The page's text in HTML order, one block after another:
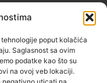
poput kolačića
Saglasnost sa ovim
podatke kao što su
na ovoj veb lokaciji.
72000 ZENICA